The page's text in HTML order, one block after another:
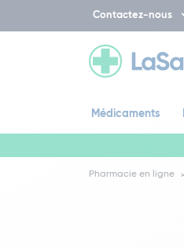
Contactez-nous
Médicaments
Pharmacie en ligne